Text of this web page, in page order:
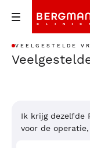
VEELGESTELDE
Ik krijg dezelfde
voor de